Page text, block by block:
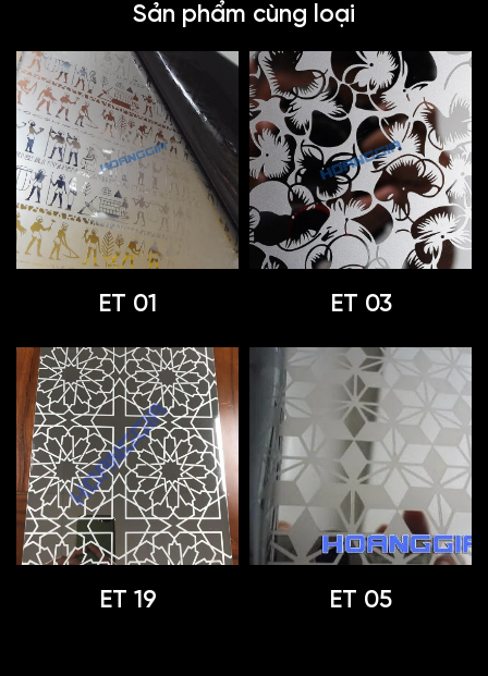
Sản phẩm cùng loại
ET 01 ET 03
ET 19 ET 05